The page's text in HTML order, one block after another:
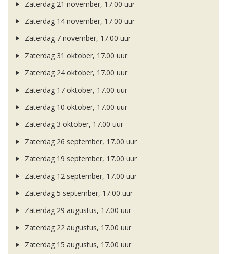
Zaterdag 21 november, 17.00 uur
Zaterdag 14 november, 17.00 uur
Zaterdag 7 november, 17.00 uur
Zaterdag 31 oktober, 17.00 uur
Zaterdag 24 oktober, 17.00 uur
Zaterdag 17 oktober, 17.00 uur
Zaterdag 10 oktober, 17.00 uur
Zaterdag 3 oktober, 17.00 uur
Zaterdag 26 september, 17.00 uur
Zaterdag 19 september, 17.00 uur
Zaterdag 12 september, 17.00 uur
Zaterdag 5 september, 17.00 uur
Zaterdag 29 augustus, 17.00 uur
Zaterdag 22 augustus, 17.00 uur
Zaterdag 15 augustus, 17.00 uur